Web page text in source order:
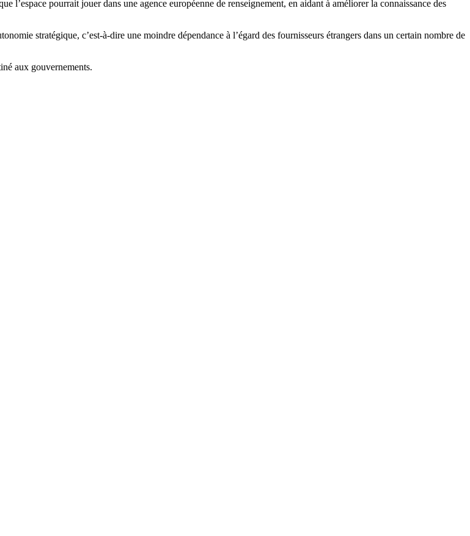
l’espace pourrait jouer dans une agence européenne de renseignement, en aidant à améliorer la connaissance des
stratégique, c’est-à-dire une moindre dépendance à l’égard des fournisseurs étrangers dans un certain nombre de
aux gouvernements.